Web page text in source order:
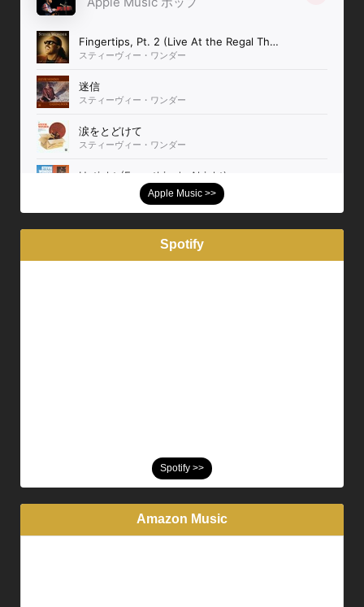
Apple Music >>
Spotify
Spotify >>
Amazon Music